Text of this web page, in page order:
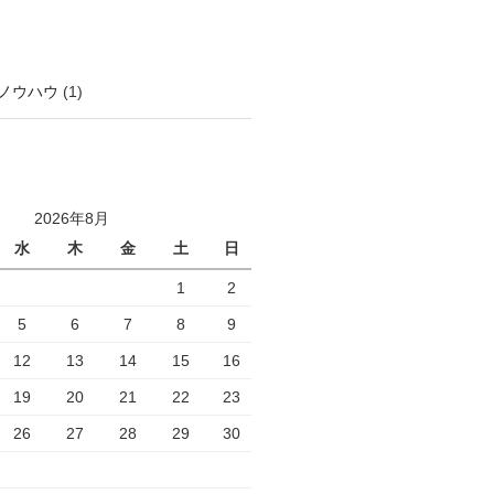
ウハウ (1)
2026年8月
水 木 金 土 日
1 2
5 6 7 8 9
12 13 14 15 16
19 20 21 22 23
26 27 28 29 30